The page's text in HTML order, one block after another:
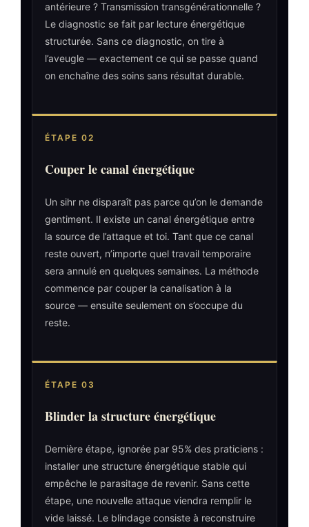
antérieure ? Transmission transgénérationnelle ?
Le diagnostic se fait par lecture énergétique
structurée. Sans ce diagnostic, on tire à
l’aveugle — exactement ce qui se passe quand
on enchaîne des soins sans résultat durable.
ÉTAPE 02
Couper le canal énergétique
Un sihr ne disparaît pas parce qu’on le demande
gentiment. Il existe un canal énergétique entre
la source de l’attaque et toi. Tant que ce canal
reste ouvert, n’importe quel travail temporaire
sera annulé en quelques semaines. La méthode
commence par couper la canalisation à la
source — ensuite seulement on s’occupe du
reste.
ÉTAPE 03
Blinder la structure énergétique
Dernière étape, ignorée par 95% des praticiens :
installer une structure énergétique stable qui
empêche le parasitage de revenir. Sans cette
étape, une nouvelle attaque viendra remplir le
vide laissé. Le blindage consiste à reconstruire